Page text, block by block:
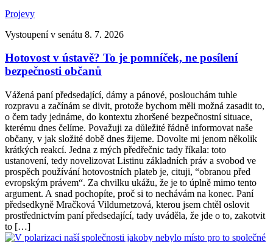
Projevy
Vystoupení v senátu 8. 7. 2026
Hotovost v ústavě? To je pomníček, ne posílení
bezpečnosti občanů
Vážená paní předsedající, dámy a pánové, poslouchám tuhle
rozpravu a začínám se divit, protože bychom měli možná zasadit to,
o čem tady jednáme, do kontextu zhoršené bezpečnostní situace,
kterému dnes čelíme. Považuji za důležité řádně informovat naše
občany, v jak složité době dnes žijeme. Dovolte mi jenom několik
krátkých reakcí. Jedna z mých předřečnic tady říkala: toto
ustanovení, tedy novelizovat Listinu základních práv a svobod ve
prospěch používání hotovostních plateb je, cituji, “obranou před
evropským právem“. Za chvilku ukážu, že je to úplně mimo tento
argument. A snad pochopíte, proč si to nechávám na konec. Paní
předsedkyně Mračková Vildumetzová, kterou jsem chtěl oslovit
prostřednictvím paní předsedající, tady uváděla, že jde o to, zakotvit
to […]